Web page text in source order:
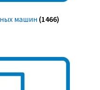
машин (1466)